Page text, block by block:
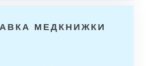
МЕДКНИЖКИ